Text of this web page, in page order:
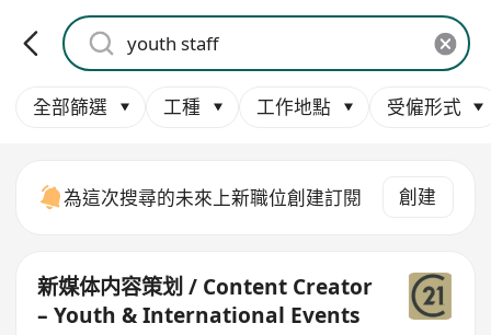
全部篩選 工種 工作地點 受僱形式
為這次搜尋的未來上新職位創建訂閱 創建
新媒体内容策划 / Content Creator
– Youth & International Events